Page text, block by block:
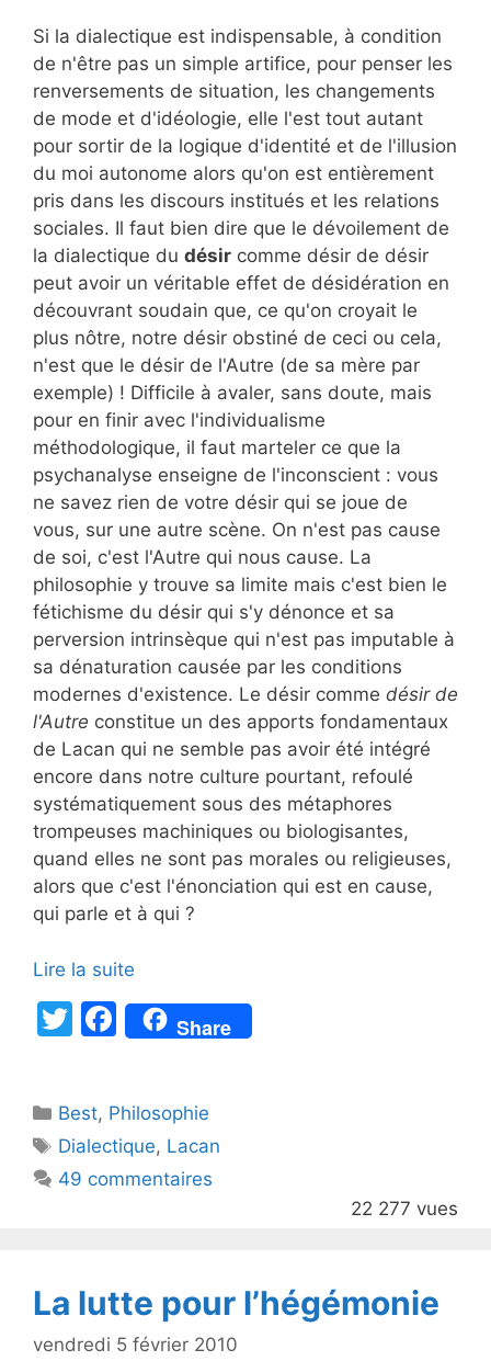
Si la dialectique est indispensable, à condition
de n'être pas un simple artifice, pour penser les
renversements de situation, les changements
de mode et d'idéologie, elle l'est tout autant
pour sortir de la logique d'identité et de l'illusion
du moi autonome alors qu'on est entièrement
pris dans les discours institués et les relations
sociales. Il faut bien dire que le dévoilement de
la dialectique du désir comme désir de désir
peut avoir un véritable effet de désidération en
découvrant soudain que, ce qu'on croyait le
plus nôtre, notre désir obstiné de ceci ou cela,
n'est que le désir de l'Autre (de sa mère par
exemple) ! Difficile à avaler, sans doute, mais
pour en finir avec l'individualisme
méthodologique, il faut marteler ce que la
psychanalyse enseigne de l'inconscient : vous
ne savez rien de votre désir qui se joue de
vous, sur une autre scène. On n'est pas cause
de soi, c'est l'Autre qui nous cause. La
philosophie y trouve sa limite mais c'est bien le
fétichisme du désir qui s'y dénonce et sa
perversion intrinsèque qui n'est pas imputable à
sa dénaturation causée par les conditions
modernes d'existence. Le désir comme désir de
l'Autre constitue un des apports fondamentaux
de Lacan qui ne semble pas avoir été intégré
encore dans notre culture pourtant, refoulé
systématiquement sous des métaphores
trompeuses machiniques ou biologisantes,
quand elles ne sont pas morales ou religieuses,
alors que c'est l'énonciation qui est en cause,
qui parle et à qui ?
Lire la suite
T
er
F
a
e
b
o
Share
Catégories
Best, Philosophie
Étiquettes
Dialectique, Lacan
49 commentaires
22 277 vues
La lutte pour l’hégémonie
vendredi 5 février 2010